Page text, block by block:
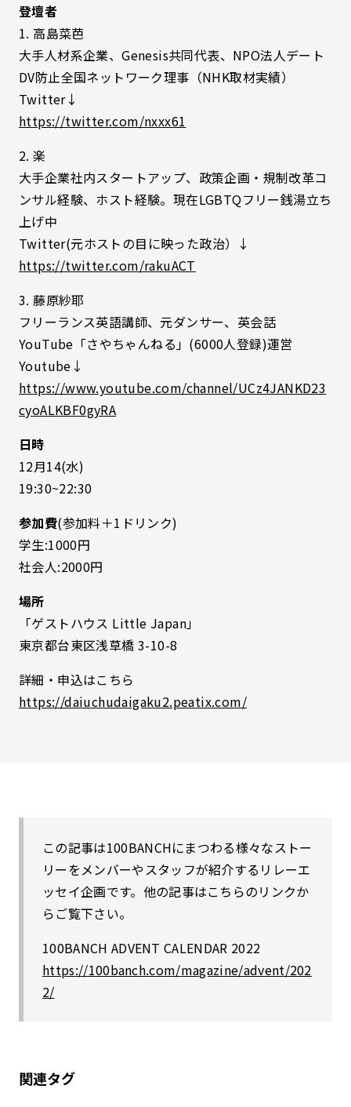
登壇者
1. 高島菜芭
大手人材系企業、Genesis共同代表、NPO法人デート
DV防止全国ネットワーク理事（NHK取材実績）
Twitter↓
https://twitter.com/nxxx61
2. 楽
大手企業社内スタートアップ、政策企画・規制改革コ
ンサル経験、ホスト経験。現在LGBTQフリー銭湯立ち
上げ中
Twitter(元ホストの目に映った政治）↓
https://twitter.com/rakuACT
3. 藤原紗耶
フリーランス英語講師、元ダンサー、英会話
YouTube「さやちゃんねる」(6000人登録)運営
Youtube↓
https://www.youtube.com/channel/UCz4JANKD23
cyoALKBF0gyRA
日時
12月14(水)
19:30~22:30
参加費(参加料＋1ドリンク)
学生:1000円
社会人:2000円
場所
「ゲストハウス Little Japan」
東京都台東区浅草橋 3-10-8
詳細・申込はこちら
https://daiuchudaigaku2.peatix.com/
この記事は100BANCHにまつわる様々なストー
リーをメンバーやスタッフが紹介するリレーエ
ッセイ企画です。他の記事はこちらのリンクか
らご覧下さい。
100BANCH ADVENT CALENDAR 2022
https://100banch.com/magazine/advent/202
2/
関連タグ